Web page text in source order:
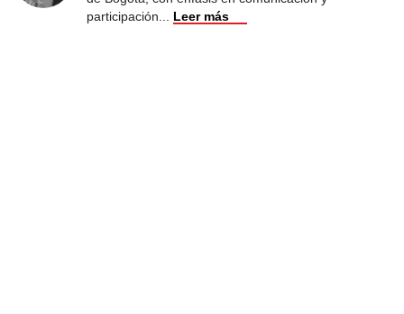
participación
Leer más